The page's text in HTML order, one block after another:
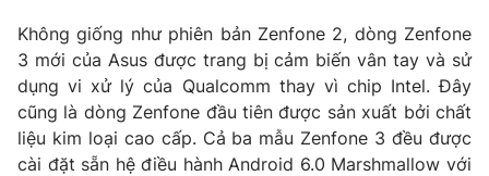
Sản phẩm
Thị trường
Tư vấn
Lịch phát sóng
Chuyên mục khác
Không giống như phiên bản Zenfone 2, dòng Zenfone
3 mới của Asus được trang bị cảm biến vân tay và sử
dụng vi xử lý của Qualcomm thay vì chip Intel. Đây
cũng là dòng Zenfone đầu tiên được sản xuất bởi chất
liệu kim loại cao cấp. Cả ba mẫu Zenfone 3 đều được
cài đặt sẵn hệ điều hành Android 6.0 Marshmallow với